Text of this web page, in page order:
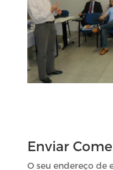
Enviar
O seu endereço de